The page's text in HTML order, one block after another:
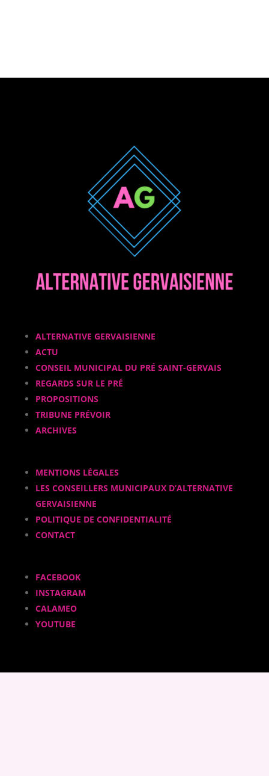
ALTERNATIVE GERVAISIENNE
ACTU
CONSEIL MUNICIPAL DU PRÉ SAINT-GERVAIS
REGARDS SUR LE PRÉ
PROPOSITIONS
TRIBUNE PRÉVOIR
ARCHIVES
MENTIONS LÉGALES
LES CONSEILLERS MUNICIPAUX D’ALTERNATIVE
GERVAISIENNE
POLITIQUE DE CONFIDENTIALITÉ
CONTACT
FACEBOOK
INSTAGRAM
CALAMEO
YOUTUBE